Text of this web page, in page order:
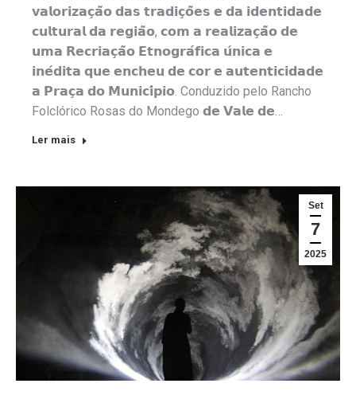
𝘃𝗮𝗹𝗼𝗿𝗶𝘇𝗮𝗰̧𝗮̃𝗼 𝗱𝗮𝘀 𝘁𝗿𝗮𝗱𝗶𝗰̧𝗼̃𝗲𝘀 𝗲 𝗱𝗮 𝗶𝗱𝗲𝗻𝘁𝗶𝗱𝗮𝗱𝗲
𝗰𝘂𝗹𝘁𝘂𝗿𝗮𝗹 𝗱𝗮 𝗿𝗲𝗴𝗶𝗮̃𝗼, 𝗰𝗼𝗺 𝗮 𝗿𝗲𝗮𝗹𝗶𝘇𝗮𝗰̧𝗮̃𝗼 𝗱𝗲
𝘂𝗺𝗮 𝗥𝗲𝗰𝗿𝗶𝗮𝗰̧𝗮̃𝗼 𝗘𝘁𝗻𝗼𝗴𝗿𝗮́𝗳𝗶𝗰𝗮 𝘂́𝗻𝗶𝗰𝗮 𝗲
𝗶𝗻𝗲́𝗱𝗶𝘁𝗮 𝗾𝘂𝗲 𝗲𝗻𝗰𝗵𝗲𝘂 𝗱𝗲 𝗰𝗼𝗿 𝗲 𝗮𝘂𝘁𝗲𝗻𝘁𝗶𝗰𝗶𝗱𝗮𝗱𝗲
𝗮 𝗣𝗿𝗮𝗰̧𝗮 𝗱𝗼 𝗠𝘂𝗻𝗶𝗰𝗶́𝗽𝗶𝗼. Conduzido pelo Rancho
Folclórico Rosas do Mondego 𝗱𝗲 𝗩𝗮𝗹𝗲 𝗱𝗲…
Ler mais
Set
7
2025